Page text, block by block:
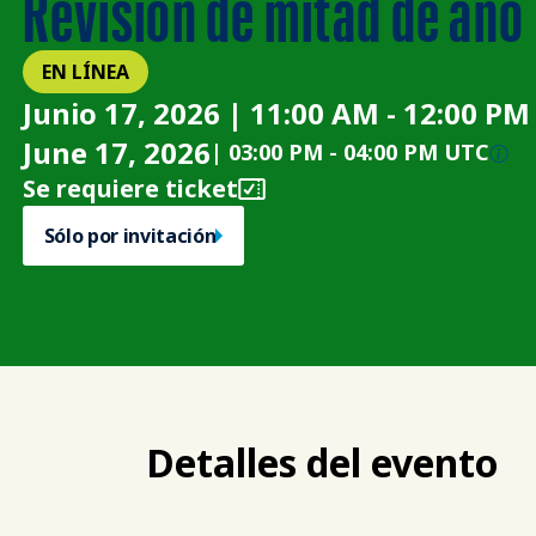
EN LÍNEA
Junio 17, 2026 | 11:00 AM - 12:00 PM
June 17, 2026 | 03:00 PM - 04:00 PM UTC
Se requiere ticket
Sólo por invitación
Detalles del evento